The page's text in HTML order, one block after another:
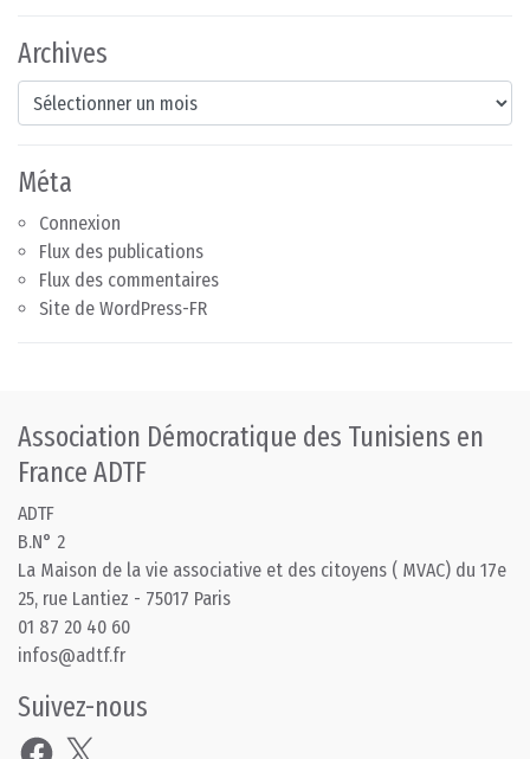
Archives
Archives
Méta
Connexion
Flux des publications
Flux des commentaires
Site de WordPress-FR
Association Démocratique des Tunisiens en
France ADTF
ADTF
B.N° 2
La Maison de la vie associative et des citoyens ( MVAC) du 17e
25, rue Lantiez - 75017 Paris
01 87 20 40 60
infos@adtf.fr
Suivez-nous
Facebook
X